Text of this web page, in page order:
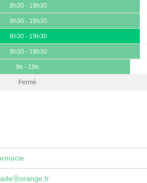
8h30 - 19h30
8h30 - 19h30
8h30 - 19h30
8h30 - 19h30
9h - 19h
Fermé